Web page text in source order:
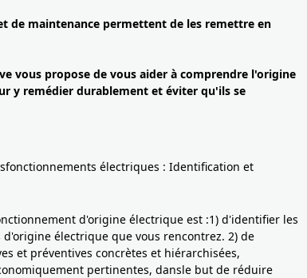
de maintenance permettent de les remettre en
vous propose de vous aider à comprendre l'origine
y remédier durablement et éviter qu'ils se
électriques : Identification et
d'origine électrique est :1) d'identifier les
électrique que vous rencontrez. 2) de
et préventives concrètes et hiérarchisées,
pertinentes, dansle but de réduire